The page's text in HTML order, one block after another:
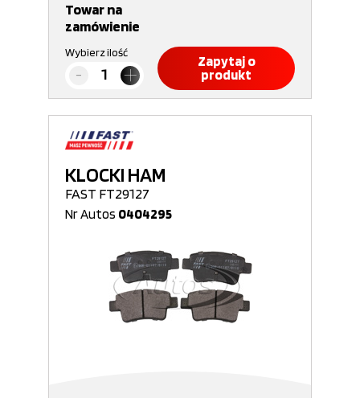
Towar na
zamówienie
Wybierz ilość
Zapytaj o
produkt
KLOCKI HAM
FAST FT29127
Nr Autos 0404295